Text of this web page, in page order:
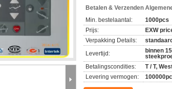
Betalen & Verzenden
Min. bestelaantal:
1000pcs
Prijs:
EXW
Verpakking Details:
Levertijd:
binnen
Betalingscondities:
T / T,
Levering vermogen: